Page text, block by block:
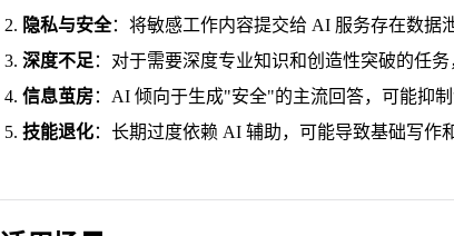
隐私与安全：将敏感工作内容提交给 AI 服务存在数据
深度不足 ：对于需要深度专业知识和创造性突破的任
信息茧房：AI 倾向于生成"安全"的主流回答，可能抑
技能退化：长期过度依赖 AI 辅助，可能导致基础写作